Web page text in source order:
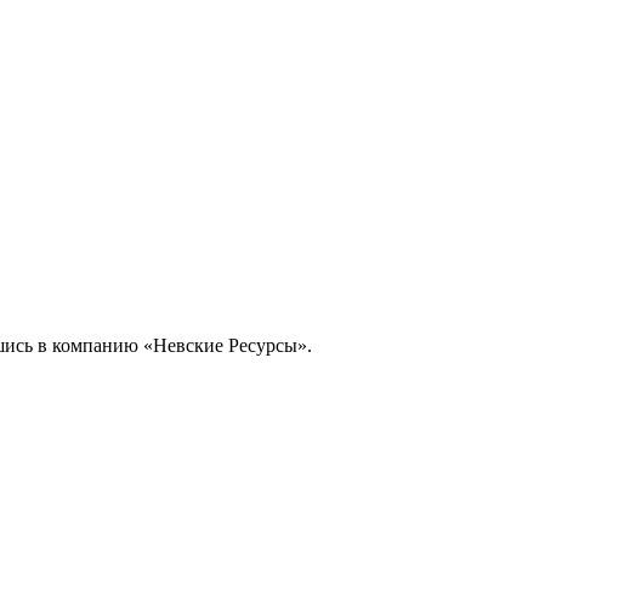
в компанию «Невские Ресурсы».